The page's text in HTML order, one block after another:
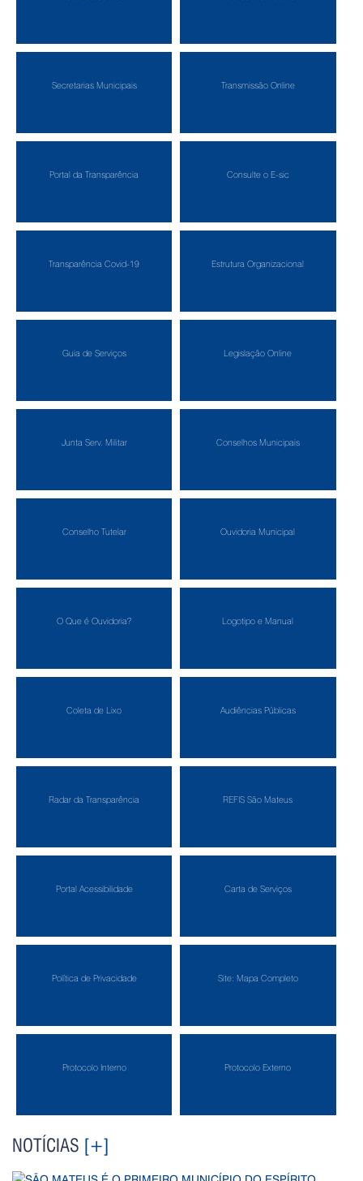
Secretarias Municipais Transmissão Online
Portal da Transparência Consulte o E-sic
Transparência Covid-19 Estrutura Organizacional
Guia de Serviços Legislação Online
Junta Serv. Militar Conselhos Municipais
Conselho Tutelar Ouvidoria Municipal
O Que é Ouvidoria? Logotipo e Manual
Coleta de Lixo Audiências Públicas
Radar da Transparência REFIS São Mateus
Portal Acessibilidade Carta de Serviços
Política de Privacidade Site: Mapa Completo
Protocolo Interno Protocolo Externo
NOTÍCIAS [+]